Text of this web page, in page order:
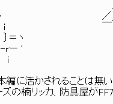
＿ ／ `‐'"ヽ
／＿,,､---､ /
ｉ ￣ ヽ
＝ヽ f"￣
: :､_ ｧ
編に活かされることは無
の楠リッカ、防具屋が